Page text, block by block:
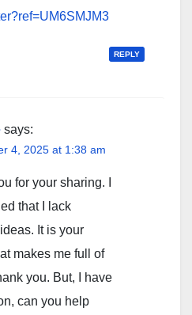
REPLY
says:
4, 2025 at 1:38 am
for your sharing. I
that I lack
It is your
makes me full of
you. But, I have
can you help